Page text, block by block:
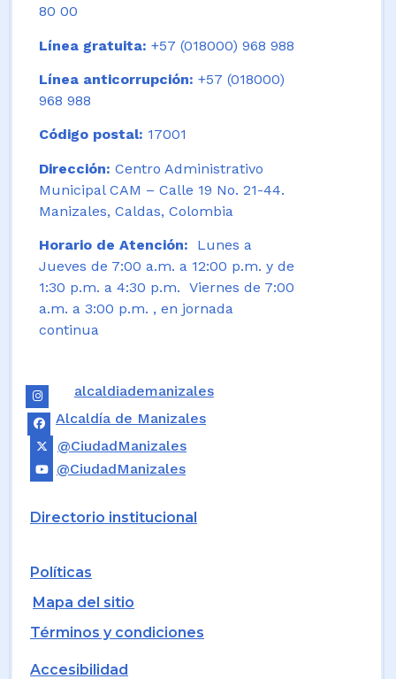
80 00
Línea gratuita: +57 (018000) 968 988
Línea anticorrupción: +57 (018000)
968 988
Código postal: 17001
Dirección: Centro Administrativo
Municipal CAM – Calle 19 No. 21-44.
Manizales, Caldas, Colombia
Horario de Atención: Lunes a
Jueves de 7:00 a.m. a 12:00 p.m. y de
1:30 p.m. a 4:30 p.m. Viernes de 7:00
a.m. a 3:00 p.m. , en jornada
continua
alcaldiademanizales
Alcaldía de Manizales
@CiudadManizales
@CiudadManizales
Directorio institucional
Políticas
Mapa del sitio
Términos y condiciones
Accesibilidad